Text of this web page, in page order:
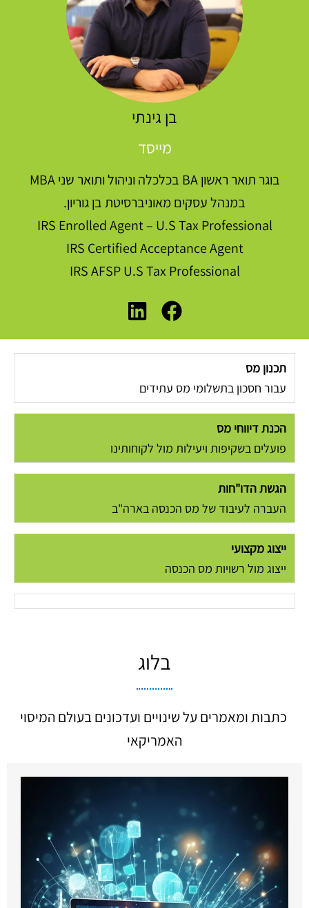
בן גינתי
מייסד
בוגר תואר ראשון BA בכלכלה וניהול ותואר שני MBA
במנהל עסקים מאוניברסיטת בן גוריון.
IRS Enrolled Agent – U.S Tax Professional
IRS Certified Acceptance Agent
IRS AFSP U.S Tax Professional
תכנון מס
עבור חסכון בתשלומי מס עתידים
הכנת דיווחי מס
פועלים בשקיפות ויעילות מול לקוחותינו
הגשת הדו"חות
העברה לעיבוד של מס הכנסה בארה"ב
ייצוג מקצועי
ייצוג מול רשויות מס הכנסה
בלוג
כתבות ומאמרים על שינויים ועדכונים בעולם המיסוי
האמריקאי